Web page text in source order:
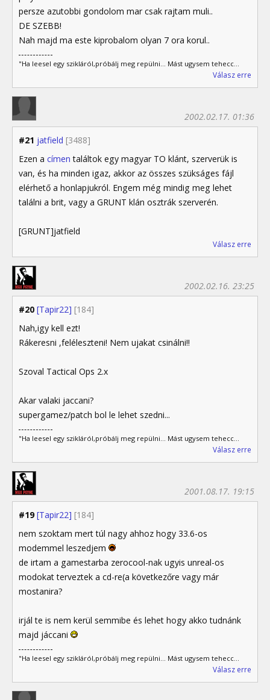
persze azutobbi gondolom mar csak rajtam muli..
DE SZEBB!
Nah majd ma este kiprobalom olyan 7 ora korul..
"Ha leesel egy szikláról,próbálj meg repülni... Mást ugysem tehecc...
Válasz erre
#21 jatfield [3488]
2002.02.17. 01:36
Ezen a címen találtok egy magyar TO klánt, szerverük is
van, és ha minden igaz, akkor az összes szükságes fájl
elérhető a honlapjukról. Engem még mindig meg lehet
találni a brit, vagy a GRUNT klán osztrák szerverén.
[GRUNT]jatfield
Válasz erre
#20 [Tapir22] [184]
2002.02.16. 23:25
Nah,igy kell ezt!
Rákeresni ,feléleszteni! Nem ujakat csinálni!!
Szoval Tactical Ops 2.x
Akar valaki jaccani?
supergamez/patch bol le lehet szedni...
"Ha leesel egy szikláról,próbálj meg repülni... Mást ugysem tehecc...
Válasz erre
#19 [Tapir22] [184]
2001.08.17. 19:15
nem szoktam mert túl nagy ahhoz hogy 33.6-os
modemmel leszedjem
de irtam a gamestarba zerocool-nak ugyis unreal-os
modokat terveztek a cd-re(a következőre vagy már
mostanira?
irjál te is nem kerül semmibe és lehet hogy akko tudnánk
majd jáccani
"Ha leesel egy szikláról,próbálj meg repülni... Mást ugysem tehecc...
Válasz erre